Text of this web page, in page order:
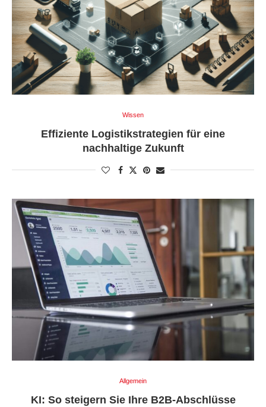
Wissen
Effiziente Logistikstrategien für eine
nachhaltige Zukunft
Allgemein
KI: So steigern Sie Ihre B2B-Abschlüsse